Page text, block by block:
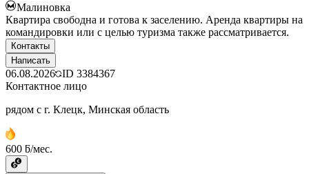
Малиновка
Квартира свободна и готова к заселению. Аренда квартиры на
командировки или с целью туризма также рассматривается.
Контакты
Написать
06.08.2026 ID 3384367
Контактное лицо
рядом с г. Клецк, Минская область
600 ƃ/мес.